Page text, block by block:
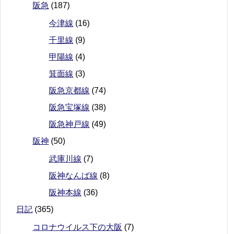
阪急 (187)
今津線 (16)
千里線 (9)
甲陽線 (4)
箕面線 (3)
阪急京都線 (74)
阪急宝塚線 (38)
阪急神戸線 (49)
阪神 (50)
武庫川線 (7)
阪神なんば線 (8)
阪神本線 (36)
日記 (365)
コロナウイルス下の大阪 (7)